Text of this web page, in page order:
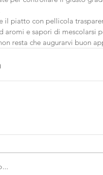
il piatto con pellicola
aromi e sapori di mescolarsi
resta che augurarvi buon